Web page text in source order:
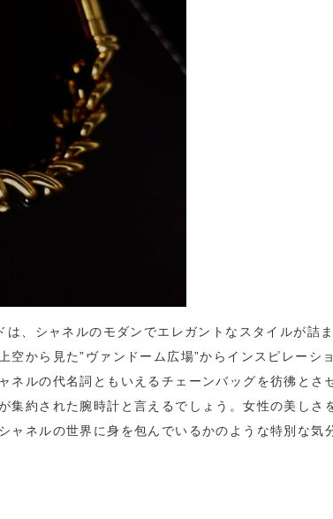
、シャネルのモダンでエレガントなスタイルが詰ま
から見た”ヴァンドーム広場”からインスピレーショ
ネルの代名詞ともいえるチェーンバッグを彷彿とさ
集約された腕時計と言えるでしょう。女性の美しさ
ャネルの世界に身を包んでいるかのような特別な気